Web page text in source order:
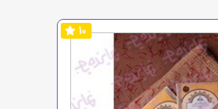
10